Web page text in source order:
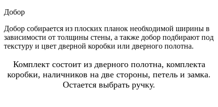
Добор
Добор собирается из плоских планок необходимой ширины в
зависимости от толщины стены, а также добор подбирают под
текстуру и цвет дверной коробки или дверного полотна.
Комплект состоит из дверного полотна, комплекта
коробки, наличников на две стороны, петель и замка.
Остается выбрать ручку.